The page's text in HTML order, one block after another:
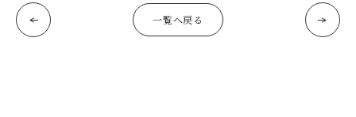
一覧へ戻る